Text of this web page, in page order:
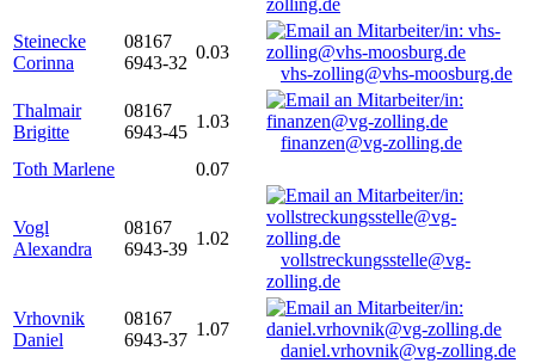
zolling.de
Steinecke
Corinna
08167
6943-32
0.03
vhs-zolling@vhs-moosburg.de
Thalmair
Brigitte
08167
6943-45
1.03
finanzen@vg-zolling.de
Toth Marlene
0.07
Vogl
Alexandra
08167
6943-39
1.02
vollstreckungsstelle@vg-
zolling.de
Vrhovnik
Daniel
08167
6943-37
1.07
daniel.vrhovnik@vg-zolling.de